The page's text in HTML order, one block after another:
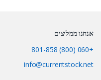
אנחנו ממליצים
+060 (800) 801-858
info@currentstock.net